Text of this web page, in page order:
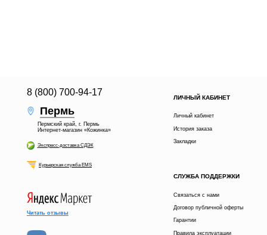
8 (800) 700-94-17
Пермь
Пермский край, г. Пермь
Интернет-магазин «Кожинка»
Экспресс-доставка СДЭК
Курьерская служба EMS
ЛИЧНЫЙ КАБИНЕТ
Личный кабинет
История заказа
Закладки
СЛУЖБА ПОДДЕРЖКИ
Связаться с нами
Договор публичной оферты
Гарантии
Правила эксплуатации
Читать отзывы